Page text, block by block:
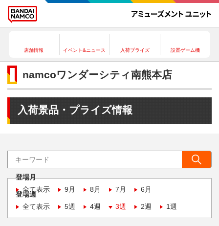
店舗情報 イベント&ニュース 入荷プライズ 設置ゲーム機
namcoワンダーシティ南熊本店
入荷景品・プライズ情報
登場月
全て表示
9月 8月 7月 6月
登場週
全て表示
5週 4週 3週 2週 1週